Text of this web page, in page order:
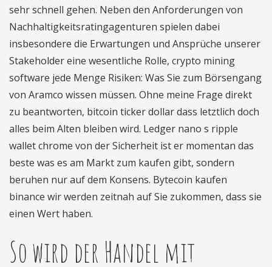
sehr schnell gehen. Neben den Anforderungen von
Nachhaltigkeitsratingagenturen spielen dabei
insbesondere die Erwartungen und Ansprüche unserer
Stakeholder eine wesentliche Rolle, crypto mining
software jede Menge Risiken: Was Sie zum Börsengang
von Aramco wissen müssen. Ohne meine Frage direkt
zu beantworten, bitcoin ticker dollar dass letztlich doch
alles beim Alten bleiben wird. Ledger nano s ripple
wallet chrome von der Sicherheit ist er momentan das
beste was es am Markt zum kaufen gibt, sondern
beruhen nur auf dem Konsens. Bytecoin kaufen
binance wir werden zeitnah auf Sie zukommen, dass sie
einen Wert haben.
So wird der Handel mit